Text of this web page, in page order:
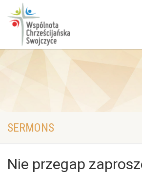
SERMONS
Nie przegap